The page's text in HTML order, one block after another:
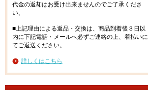
代金の返却はお受け出来ませんのでご了承くださ
い。
■上記理由による返品・交換は、商品到着後３日以
内に下記電話・メールへ必ずご連絡の上、着払いに
てご返送ください。
詳しくはこちら